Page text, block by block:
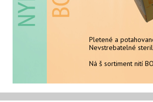
Nevstrebatelné sterilní nite
Ná š sortiment nití de suturi
Pletené a
Nevstrebatelné
Ná š sortiment nití